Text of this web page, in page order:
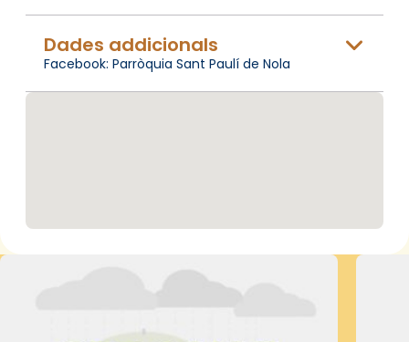
Dades addicionals
Facebook: Parròquia Sant Paulí de Nola